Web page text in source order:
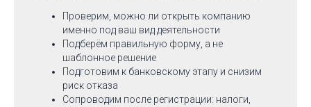
Проверим, можно ли открыть компанию
именно под ваш вид деятельности
Подберём правильную форму, а не
шаблонное решение
Подготовим к банковскому этапу и снизим
риск отказа
Сопроводим после регистрации: налоги,